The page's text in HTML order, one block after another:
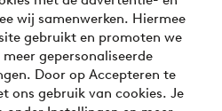
wij samenwerken. Hiermee
gebruikt en promoten we
gepersonaliseerde
Door op Accepteren te
ons gebruik van cookies. Je
betalen of opsplitsen
over onze betaalopties?